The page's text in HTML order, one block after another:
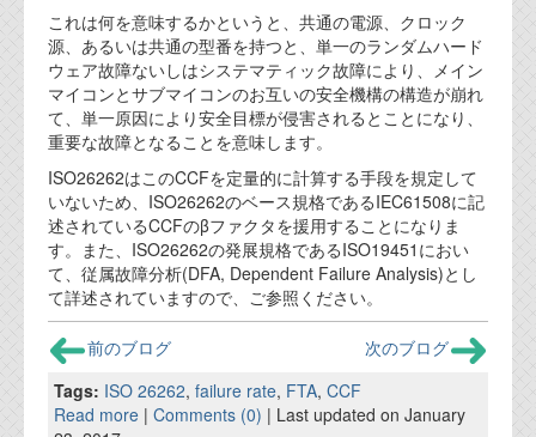
これは何を意味するかというと、共通の電源、クロック
源、あるいは共通の型番を持つと、単一のランダムハード
ウェア故障ないしはシステマティック故障により、メイン
マイコンとサブマイコンのお互いの安全機構の構造が崩れ
て、単一原因により安全目標が侵害されるとことになり、
重要な故障となることを意味します。
ISO26262はこのCCFを定量的に計算する手段を規定して
いないため、ISO26262のベース規格であるIEC61508に記
述されているCCFのβファクタを援用することになりま
す。また、ISO26262の発展規格であるISO19451におい
て、従属故障分析(DFA, Dependent Failure Analysis)とし
て詳述されていますので、ご参照ください。
前のブログ
次のブログ
Tags: ISO 26262, failure rate, FTA, CCF
Read more | Comments (0) | Last updated on January